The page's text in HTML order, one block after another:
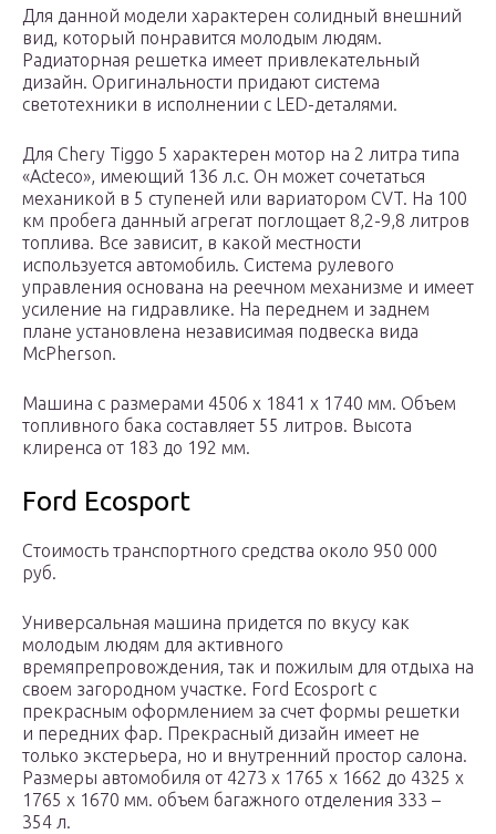
Для данной модели характерен солидный внешний
вид, который понравится молодым людям.
Радиаторная решетка имеет привлекательный
дизайн. Оригинальности придают система
светотехники в исполнении с LED-деталями.
Для Chery Tiggo 5 характерен мотор на 2 литра типа
«Acteco», имеющий 136 л.с. Он может сочетаться
механикой в 5 ступеней или вариатором CVT. На 100
км пробега данный агрегат поглощает 8,2-9,8 литров
топлива. Все зависит, в какой местности
используется автомобиль. Система рулевого
управления основана на реечном механизме и имеет
усиление на гидравлике. На переднем и заднем
плане установлена независимая подвеска вида
McPherson.
Машина с размерами 4506 x 1841 x 1740 мм. Объем
топливного бака составляет 55 литров. Высота
клиренса от 183 до 192 мм.
Ford Ecosport
Стоимость транспортного средства около 950 000
руб.
Универсальная машина придется по вкусу как
молодым людям для активного
времяпрепровождения, так и пожилым для отдыха на
своем загородном участке. Ford Ecosport с
прекрасным оформлением за счет формы решетки
и передних фар. Прекрасный дизайн имеет не
только экстерьера, но и внутренний простор салона.
Размеры автомобиля от 4273 x 1765 x 1662 до 4325 x
1765 x 1670 мм. объем багажного отделения 333 –
354 л.